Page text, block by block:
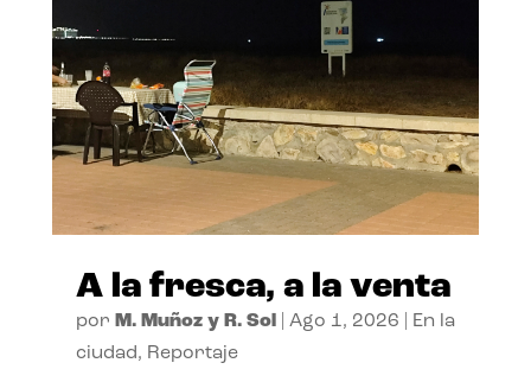
A la fresca, a la venta
por M. Muñoz y R. Sol| Ago 1, 2026
En la
ciudad, Reportaje